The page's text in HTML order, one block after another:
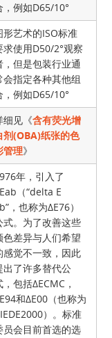
，例如D65/10°
形艺术的ISO标准
求使用D50/2°观察
，但是包装行业通
会指定各种其他组
，例如D65/10°
细见《含有荧光增
剂(OBA)纸张的色
管理》
年，引入了
（“delta E
，也称为ΔE76）
式。为了改善这些
色差异与人们希望
感觉不一致，因此
出了许多替代公
，包括ΔECMC，
和ΔE00（也称为
）。标准
员会目前首选的选